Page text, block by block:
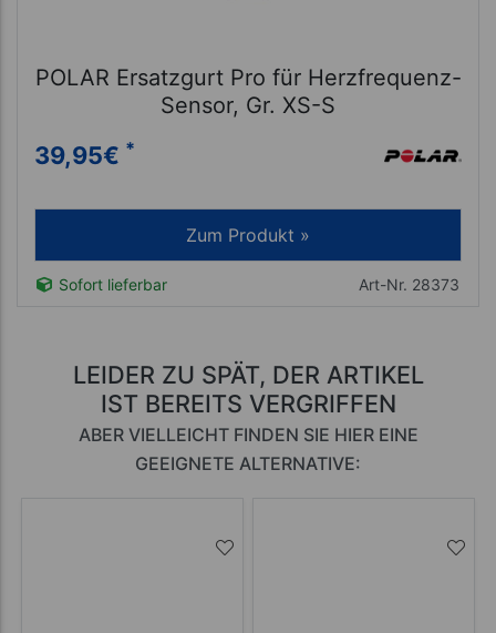
POLAR Ersatzgurt Pro für Herzfrequenz-
Sensor, Gr. XS-S
39,95€ *
Zum Produkt »
Sofort lieferbar Art-Nr. 28373
LEIDER ZU SPÄT, DER ARTIKEL
IST BEREITS VERGRIFFEN
ABER VIELLEICHT FINDEN SIE HIER EINE
GEEIGNETE ALTERNATIVE: